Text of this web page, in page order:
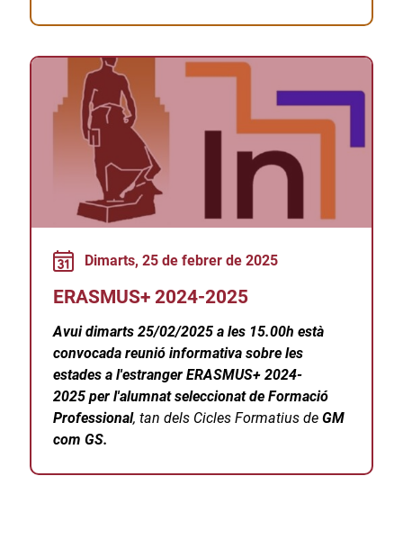
Dimarts, 25 de febrer de 2025
ERASMUS+ 2024-2025
Avui dimarts 25/02/2025 a les 15.00h està
convocada reunió informativa sobre les
estades a l'estranger ERASMUS+ 2024-
2025 per l'alumnat seleccionat de Formació
Professional, tan dels Cicles Formatius de GM
com GS.